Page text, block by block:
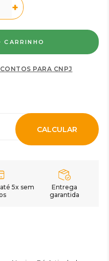
+
PARA CNPJ
CALCULAR
5x sem
Entrega
garantida